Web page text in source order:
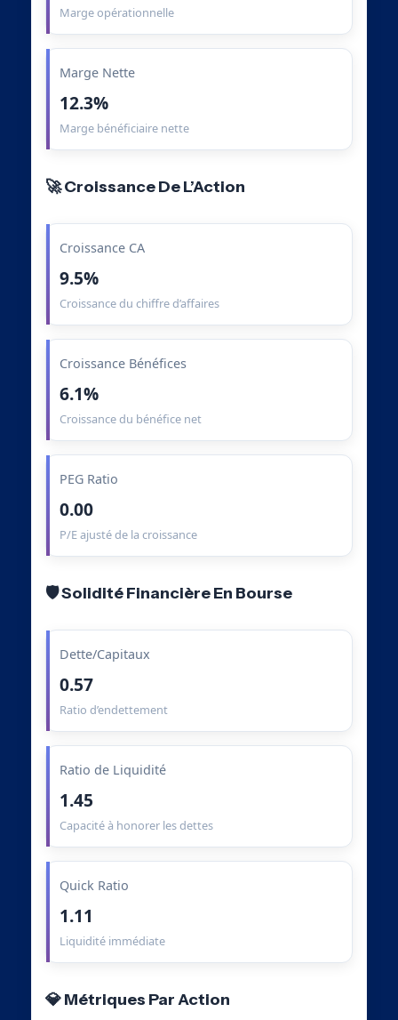
Marge opérationnelle
Marge Nette
12.3%
Marge bénéficiaire nette
🚀 Croissance De L’Action
Croissance CA
9.5%
Croissance du chiffre d’affaires
Croissance Bénéfices
6.1%
Croissance du bénéfice net
PEG Ratio
0.00
P/E ajusté de la croissance
🛡️ Solidité Financière En Bourse
Dette/Capitaux
0.57
Ratio d’endettement
Ratio de Liquidité
1.45
Capacité à honorer les dettes
Quick Ratio
1.11
Liquidité immédiate
💎 Métriques Par Action